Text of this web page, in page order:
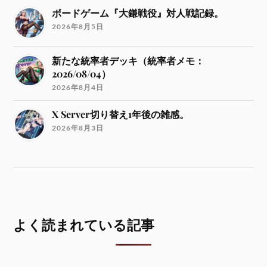
ボードゲーム『大鎌戦役』対人戦記録。
2026年8月5日
新たな統率者デッキ（統率者メモ：
2026/08/04）
2026年8月4日
X Server切り替え1年後の雑感。
2026年8月3日
よく読まれている記事